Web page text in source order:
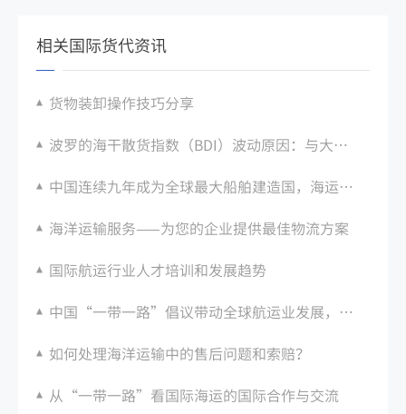
相关国际货代资讯
货物装卸操作技巧分享
波罗的海干散货指数（BDI）波动原因：与大宗商品运输关联
中国连续九年成为全球最大船舶建造国，海运制造业规模不断扩大
海洋运输服务——为您的企业提供最佳物流方案
国际航运行业人才培训和发展趋势
中国“一带一路”倡议带动全球航运业发展，成为世界海运大国之一
如何处理海洋运输中的售后问题和索赔？
从“一带一路”看国际海运的国际合作与交流